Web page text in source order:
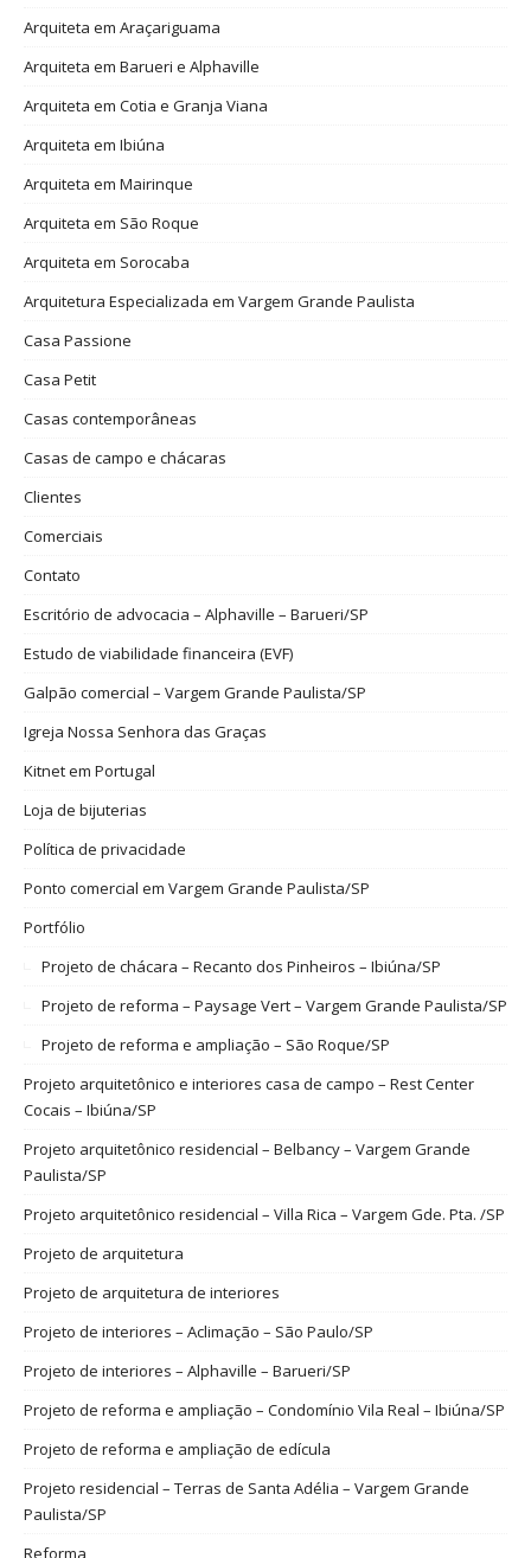
Arquiteta em Araçariguama
Arquiteta em Barueri e Alphaville
Arquiteta em Cotia e Granja Viana
Arquiteta em Ibiúna
Arquiteta em Mairinque
Arquiteta em São Roque
Arquiteta em Sorocaba
Arquitetura Especializada em Vargem Grande Paulista
Casa Passione
Casa Petit
Casas contemporâneas
Casas de campo e chácaras
Clientes
Comerciais
Contato
Escritório de advocacia – Alphaville – Barueri/SP
Estudo de viabilidade financeira (EVF)
Galpão comercial – Vargem Grande Paulista/SP
Igreja Nossa Senhora das Graças
Kitnet em Portugal
Loja de bijuterias
Política de privacidade
Ponto comercial em Vargem Grande Paulista/SP
Portfólio
Projeto de chácara – Recanto dos Pinheiros – Ibiúna/SP
Projeto de reforma – Paysage Vert – Vargem Grande Paulista/SP
Projeto de reforma e ampliação – São Roque/SP
Projeto arquitetônico e interiores casa de campo – Rest Center
Cocais – Ibiúna/SP
Projeto arquitetônico residencial – Belbancy – Vargem Grande
Paulista/SP
Projeto arquitetônico residencial – Villa Rica – Vargem Gde. Pta. /SP
Projeto de arquitetura
Projeto de arquitetura de interiores
Projeto de interiores – Aclimação – São Paulo/SP
Projeto de interiores – Alphaville – Barueri/SP
Projeto de reforma e ampliação – Condomínio Vila Real – Ibiúna/SP
Projeto de reforma e ampliação de edícula
Projeto residencial – Terras de Santa Adélia – Vargem Grande
Paulista/SP
Reforma